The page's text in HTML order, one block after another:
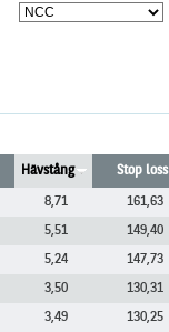
Hävstång Stop loss
8,71 161,63
5,51 149,40
5,24 147,73
3,50 130,31
3,49 130,25